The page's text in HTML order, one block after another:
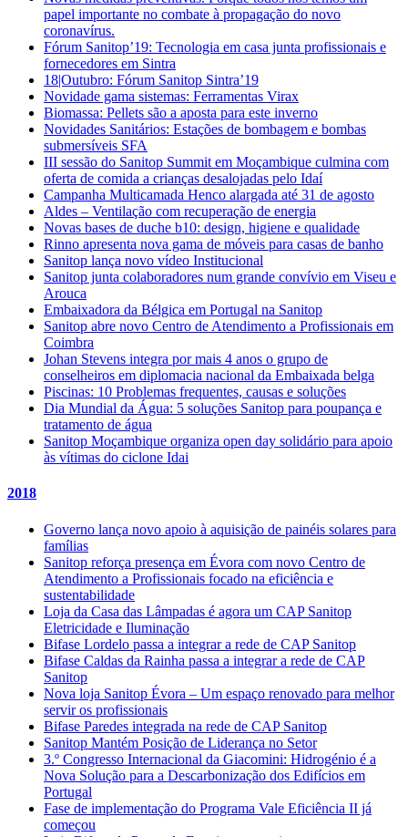
papel importante no combate à propagação do novo
coronavírus.
Fórum Sanitop’19: Tecnologia em casa junta profissionais e
fornecedores em Sintra
18|Outubro: Fórum Sanitop Sintra’19
Novidade gama sistemas: Ferramentas Virax
Biomassa: Pellets são a aposta para este inverno
Novidades Sanitários: Estações de bombagem e bombas
submersíveis SFA
III sessão do Sanitop Summit em Moçambique culmina com
oferta de comida a crianças desalojadas pelo Idaí
Campanha Multicamada Henco alargada até 31 de agosto
Aldes – Ventilação com recuperação de energia
Novas bases de duche b10: design, higiene e qualidade
Rinno apresenta nova gama de móveis para casas de banho
Sanitop lança novo vídeo Institucional
Sanitop junta colaboradores num grande convívio em Viseu e
Arouca
Embaixadora da Bélgica em Portugal na Sanitop
Sanitop abre novo Centro de Atendimento a Profissionais em
Coimbra
Johan Stevens integra por mais 4 anos o grupo de
conselheiros em diplomacia nacional da Embaixada belga
Piscinas: 10 Problemas frequentes, causas e soluções
Dia Mundial da Água: 5 soluções Sanitop para poupança e
tratamento de água
Sanitop Moçambique organiza open day solidário para apoio
às vítimas do ciclone Idai
2018
Governo lança novo apoio à aquisição de painéis solares para
famílias
Sanitop reforça presença em Évora com novo Centro de
Atendimento a Profissionais focado na eficiência e
sustentabilidade
Loja da Casa das Lâmpadas é agora um CAP Sanitop
Eletricidade e Iluminação
Bifase Lordelo passa a integrar a rede de CAP Sanitop
Bifase Caldas da Rainha passa a integrar a rede de CAP
Sanitop
Nova loja Sanitop Évora – Um espaço renovado para melhor
servir os profissionais
Bifase Paredes integrada na rede de CAP Sanitop
Sanitop Mantém Posição de Liderança no Setor
3.º Congresso Internacional da Giacomini: Hidrogénio é a
Nova Solução para a Descarbonização dos Edifícios em
Portugal
Fase de implementação do Programa Vale Eficiência II já
começou